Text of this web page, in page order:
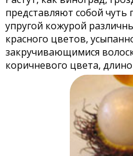
представляют собой
упругой кожурой
красного цветов,
закручивающимися
коричневого цвета,